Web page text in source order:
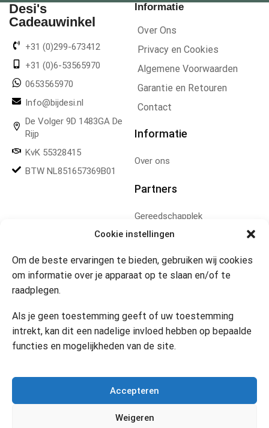
Cookie instellingen
Om de beste ervaringen te bieden, gebruiken wij cookies
om informatie over je apparaat op te slaan en/of te
raadplegen.
Als je geen toestemming geeft of uw toestemming
intrekt, kan dit een nadelige invloed hebben op bepaalde
functies en mogelijkheden van de site.
Accepteren
Weigeren
Desi's
Cadeauwinkel
+31 (0)299-673412
+31 (0)6-53565970
0653565970
Info@bijdesi.nl
De Volger 9D 1483GA De
Rijp
KvK 55328415
BTW NL851657369B01
Informatie
Over Ons
Privacy en Cookies
Algemene Voorwaarden
Garantie en Retouren
Contact
Informatie
Over ons
Partners
Gereedschapplek
Openingstijden
Website 24/7
Contact
in te schakelen